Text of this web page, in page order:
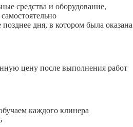
средства и оборудование,
дня, в котором была оказана
цену после выполнения работ
каждого клинера